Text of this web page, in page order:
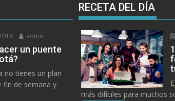
admin
un puente
no tienes un plan
fin de semana y
RECETA DEL DÍA
más difíciles para muchos